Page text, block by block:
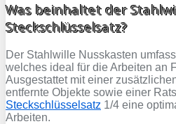
Was beinhaltet der
Steckschlüsselsatz?
Der Stahlwille Nusskasten
welches ideal für die Arbeiten an
Ausgestattet mit einer
entfernte Objekte sowie einer
Steckschlüsselsatz 1/4 eine
Arbeiten.